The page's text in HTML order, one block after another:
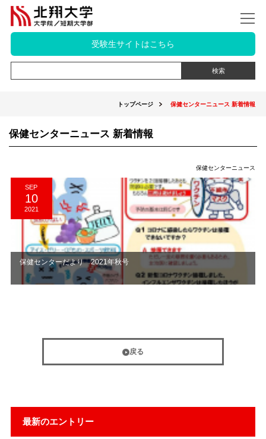
受験生サイトはこちら
トップページ 保健センターニュース 新着情報
最新のエントリー
保健センターニュース 新着情報
保健センターニュース
SEP
10
2021
保健センターだより 2021年秋号
戻る